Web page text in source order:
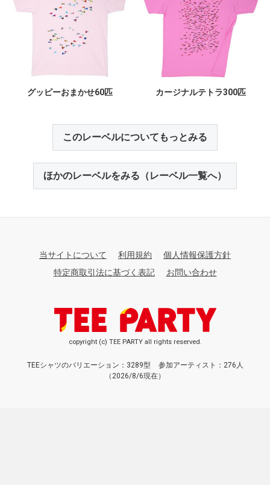
グッピーおまかせ60匹 カージナルテトラ300匹
このレーベルについてもっとみる
ほかのレーベルをみる（レーベル一覧へ）
当サイトについて 利用規約
個人情報保護方針
特定商取引法に基づく表記
お問い合わせ
copyright (c) TEE PARTY all rights reserved.
TEEシャツのバリエーション：3289型
参加アーティスト：276人
（2026/8/6現在）